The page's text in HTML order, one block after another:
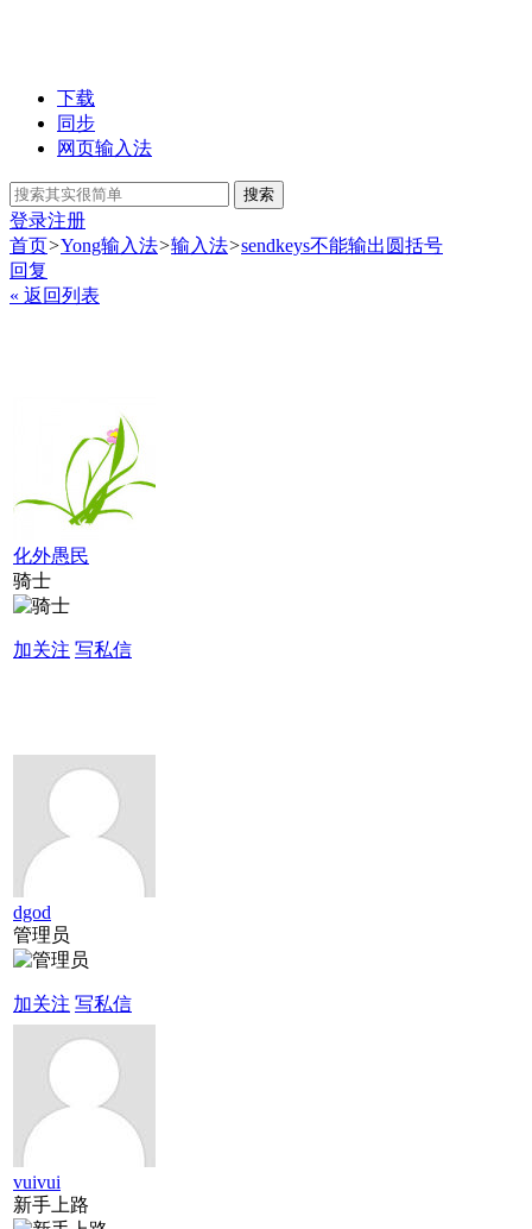
下载
同步
网页输入法
搜索
登录注册
首页>Yong输入法>输入法>sendkeys不能输出圆括号
回复
« 返回列表
化外愚民
骑士
加关注 写私信
dgod
管理员
加关注 写私信
vuivui
新手上路